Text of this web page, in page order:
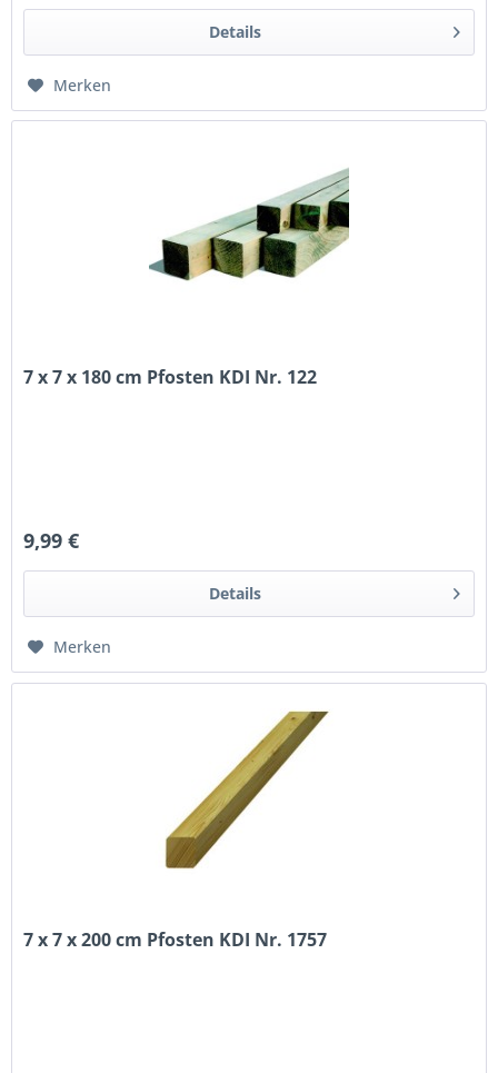
Details
Merken
7 x 7 x 180 cm Pfosten KDI Nr. 122
9,99 €
Details
Merken
7 x 7 x 200 cm Pfosten KDI Nr. 1757